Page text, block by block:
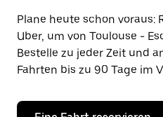
ein
Datum
auszuwählen.
Drücke
die
Escape-
um
Plane heute schon voraus:
Uber, um von Toulouse -
Bestelle zu jeder Zeit und
Fahrten bis zu 90 Tage im